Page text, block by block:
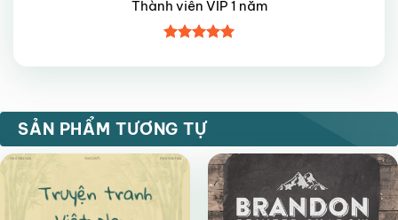
Thành viên VIP 1 năm
hạng55
SẢN PHẨM TƯƠNG TỰ
FREE